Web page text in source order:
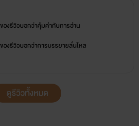
ของรีวิวบอกว่าคุ้มค่ากับการอ่าน
ของรีวิวบอกว่าการบรรยายลื่นไหล
ดูรีวิวทั้งหมด